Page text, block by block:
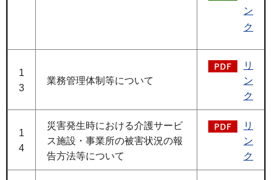
ン
ク
1
3
業務管理体制等について
リ
ン
ク
1
4
災害発生時における介護サービ
ス施設・事業所の被害状況の報
告方法等について
リ
ン
ク